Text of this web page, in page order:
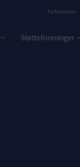
Nyhedsbrev
Støtteforeninger